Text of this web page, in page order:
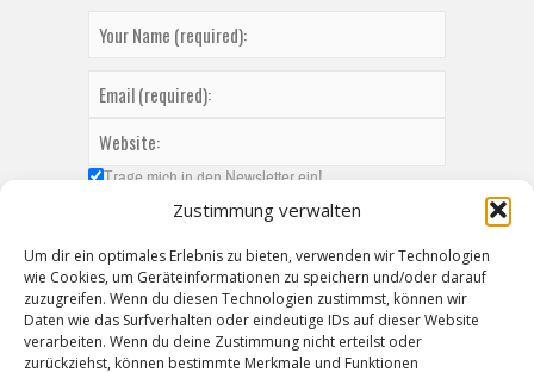
Zustimmung verwalten
Um dir ein optimales Erlebnis zu bieten, verwenden wir Technologien
wie Cookies, um Geräteinformationen zu speichern und/oder darauf
zuzugreifen. Wenn du diesen Technologien zustimmst, können wir
Daten wie das Surfverhalten oder eindeutige IDs auf dieser Website
verarbeiten. Wenn du deine Zustimmung nicht erteilst oder
zurückziehst, können bestimmte Merkmale und Funktionen
Trage mich in den Newsletter ein!